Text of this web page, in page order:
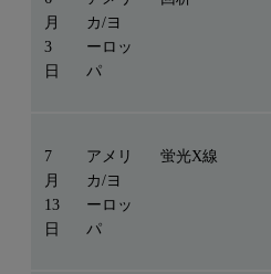
月
3
日
カ/ヨ
ーロッ
パ
7
月
13
日
アメリ
カ/ヨ
ーロッ
パ
蛍光X線